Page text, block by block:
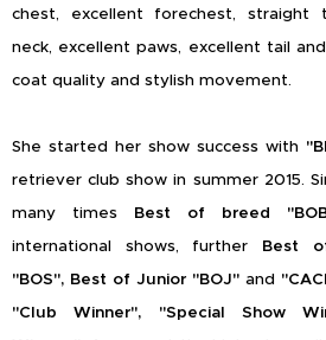
chest, excellent forechest, straight
neck, excellent paws, excellent tail
coat quality and stylish movement.
She started her show success with
retriever club show in summer 2015.
many times Best of breed
international shows, further Best
"BOS", Best of Junior "BOJ"and
"Club Winner", "Special Show